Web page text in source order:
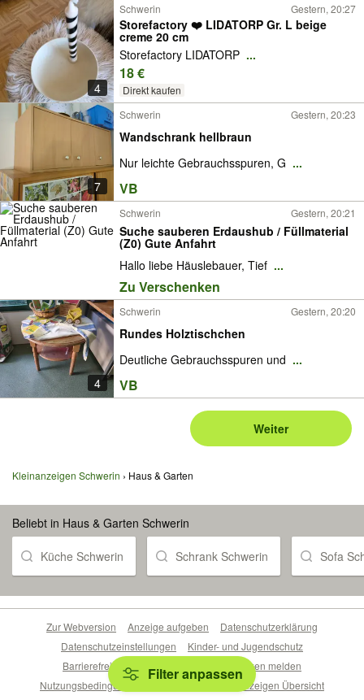
4
Schwerin Gestern, 20:27
Storefactory ❤️ LIDATORP Gr. L beige
creme 20 cm
Storefactory LIDATORP ...
18 €
Direkt kaufen
7
Schwerin Gestern, 20:23
Wandschrank hellbraun
Nur leichte Gebrauchsspuren, G ...
VB
Schwerin Gestern, 20:21
​Suche sauberen Erdaushub / Füllmaterial
(Z0) Gute Anfahrt
​Hallo liebe Häuslebauer, Tief ...
Zu Verschenken
4
Schwerin Gestern, 20:20
Rundes Holztischchen
Deutliche Gebrauchsspuren und ...
VB
Weiter
Kleinanzeigen Schwerin Haus & Garten
Beliebt in Haus & Garten Schwerin
Küche Schwerin Schrank Schwerin Sofa
Filter anpassen
Zur Webversion Anzeige aufgeben
Datenschutzerklärung
Datenschutzeinstellungen
Kinder- und Jugendschutz
Barrierefreiheitserklärung
Sicherheitslücken melden
Nutzungsbedingungen
Beliebte Suchen
Anzeigen Übersicht